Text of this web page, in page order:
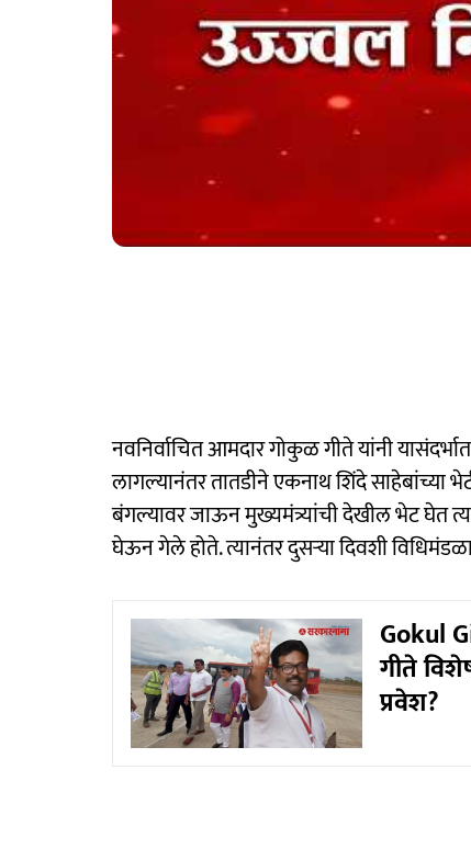
नवनिर्वाचित आमदार गोकुळ गीते यांनी
लागल्यानंतर तातडीने एकनाथ शिंदे साहेबांच्या
बंगल्यावर जाऊन मुख्यमंत्र्यांची देखील भेट घेत
घेऊन गेले होते. त्यानंतर दुसऱ्या दिवशी
Gokul
गीते
प्रवेश?